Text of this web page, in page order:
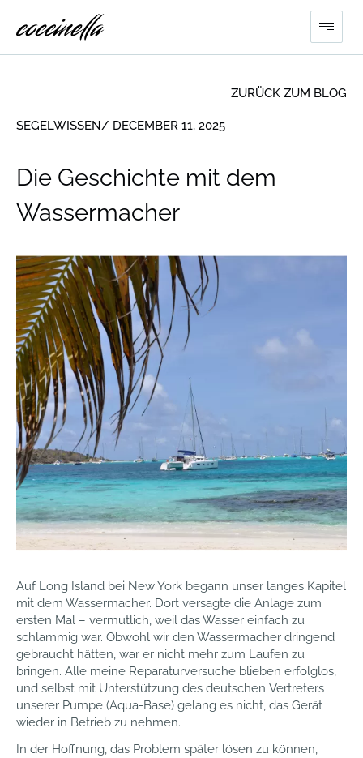
SEGELWISSEN/ DECEMBER 11, 2025
ZURÜCK ZUM BLOG
Die Geschichte mit dem
Wassermacher
Auf Long Island bei New York begann unser langes Kapitel
mit dem Wassermacher. Dort versagte die Anlage zum
ersten Mal – vermutlich, weil das Wasser einfach zu
schlammig war. Obwohl wir den Wassermacher dringend
gebraucht hätten, war er nicht mehr zum Laufen zu
bringen. Alle meine Reparaturversuche blieben erfolglos,
und selbst mit Unterstützung des deutschen Vertreters
unserer Pumpe (Aqua-Base) gelang es nicht, das Gerät
wieder in Betrieb zu nehmen.
In der Hoffnung, das Problem später lösen zu können,